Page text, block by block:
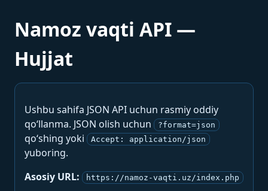
Namoz vaqti API —
Hujjat
Ushbu sahifa JSON API uchun rasmiy oddiy
qo‘llanma. JSON olish uchun
?format=json
qo‘shing yoki Accept: application/json
yuboring.
Asosiy URL:
https://namoz-vaqti.uz/index.php